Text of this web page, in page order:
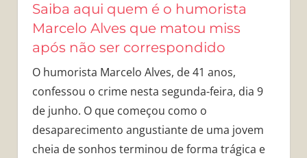
Saiba aqui quem é o humorista
Marcelo Alves que matou miss
após não ser correspondido
O humorista Marcelo Alves, de 41 anos,
confessou o crime nesta segunda-feira, dia 9
de junho. O que começou como o
desaparecimento angustiante de uma jovem
cheia de sonhos terminou de forma trágica e